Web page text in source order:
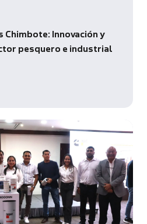
Chimbote: Innovación y
pesquero e industrial